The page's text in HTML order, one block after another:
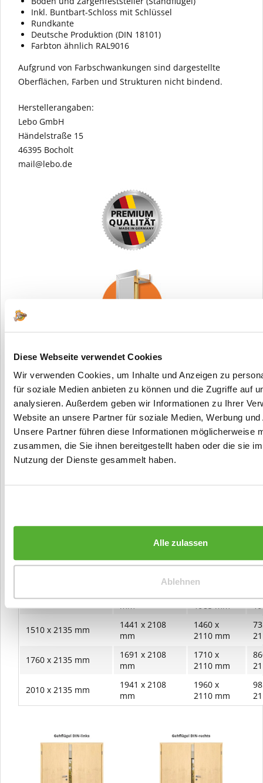
Diese Webseite verwendet Cookies
Wir verwenden Cookies, um Inhalte und Anzeigen zu
für soziale Medien anbieten zu können und die Zugriffe auf
analysieren. Außerdem geben wir Informationen zu Ihrer
Website an unsere Partner für soziale Medien, Werbung
Unsere Partner führen diese Informationen möglicherweise
zusammen, die Sie ihnen bereitgestellt haben oder die sie
Nutzung der Dienste gesammelt haben.
Alle zulassen
Ablehnen
Inkl. Buntbart-Schloss mit Schlüssel
Rundkante
Deutsche Produktion (DIN 18101)
Farbton ähnlich RAL9016
Aufgrund von Farbschwankungen sind dargestellte
Oberflächen, Farben und Strukturen nicht bindend.
Herstellerangaben:
Lebo GmbH
Händelstraße 15
46395 Bocholt
mail@lebo.de
Hilfe bei der Maßfestlegung - 2-
flügelige Türen und Zargen
1985 mm
1691 x 1983
1710 x
2010 x 2010 mm
mm
1985 mm
1510 x 2135 mm
1441 x 2108
mm
1460 x
2110 mm
1760 x 2135 mm
1691 x 2108
mm
1710 x
2110 mm
2010 x 2135 mm
1941 x 2108
mm
1960 x
2110 mm